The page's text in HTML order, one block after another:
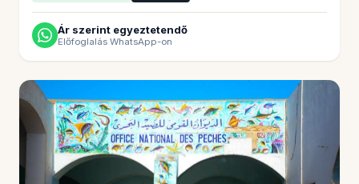
Ár szerint egyeztetendő
Előfoglalás WhatsApp-on